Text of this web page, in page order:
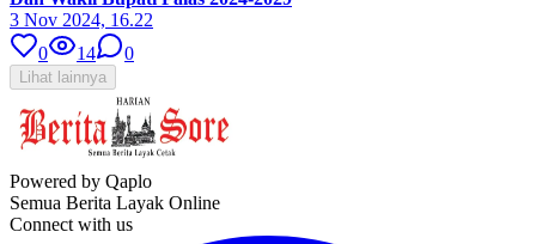
3 Nov 2024, 16.22
0
14 0
Lihat lainnya
Powered by Qaplo
Semua Berita Layak Online
Connect with us